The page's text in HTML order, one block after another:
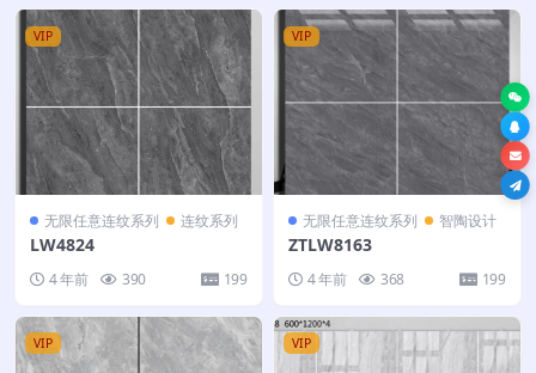
VIP
无限任意连纹系列 连纹系列
LW4824
4 年前 390 199
VIP
无限任意连纹系列 智陶设计
ZTLW8163
4 年前 368 199
VIP VIP